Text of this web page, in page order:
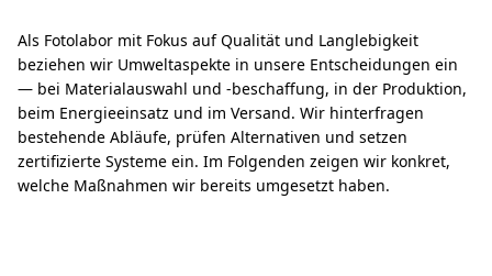
Als Fotolabor mit Fokus auf Qualität und Langlebigkeit
beziehen wir Umweltaspekte in unsere Entscheidungen ein
— bei Materialauswahl und -beschaffung, in der Produktion,
beim Energieeinsatz und im Versand. Wir hinterfragen
bestehende Abläufe, prüfen Alternativen und setzen
zertifizierte Systeme ein. Im Folgenden zeigen wir konkret,
welche Maßnahmen wir bereits umgesetzt haben.